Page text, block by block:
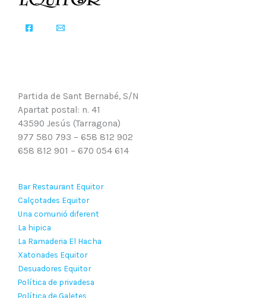
Partida de Sant Bernabé, S/N
Apartat postal: n. 41
43590 Jesús (Tarragona)
977 580 793 – 658 812 902
658 812 901 – 670 054 614
Bar Restaurant Equitor
Calçotades Equitor
Una comunió diferent
La hipica
La Ramaderia El Hacha
Xatonades Equitor
Desuadores Equitor
Política de privadesa
Política de Galetes